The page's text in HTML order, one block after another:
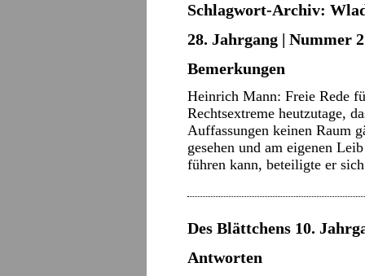
Schlagwort-Archiv:
28. Jahrgang | Nummer
Bemerkungen
Heinrich Mann: Freie Rede
Rechtsextreme heutzutage,
Auffassungen keinen Raum
gesehen und am eigenen
führen kann, beteiligte er
Des Blättchens 10.
Antworten